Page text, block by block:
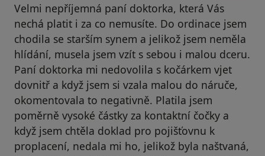
Velmi nepříjemná paní doktorka, která Vás
nechá platit i za co nemusíte. Do ordinace jsem
chodila se starším synem a jelikož jsem neměla
hlídání, musela jsem vzít s sebou i malou dceru.
Paní doktorka mi nedovolila s kočárkem vjet
dovnitř a když jsem si vzala malou do náruče,
okomentovala to negativně. Platila jsem
poměrně vysoké částky za kontaktní čočky a
když jsem chtěla doklad pro pojišťovnu k
proplacení, nedala mi ho, jelikož byla naštvaná,